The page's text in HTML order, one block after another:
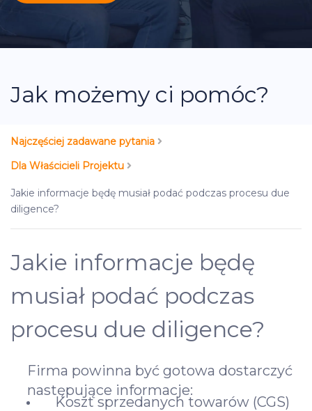
Jak możemy ci pomóc?
Najczęściej zadawane pytania
Dla Właścicieli Projektu
Jakie informacje będę musiał podać podczas procesu due
diligence?
Jakie informacje będę
musiał podać podczas
procesu due diligence?
Firma powinna być gotowa dostarczyć
następujące informacje:
Koszt sprzedanych towarów (CGS)